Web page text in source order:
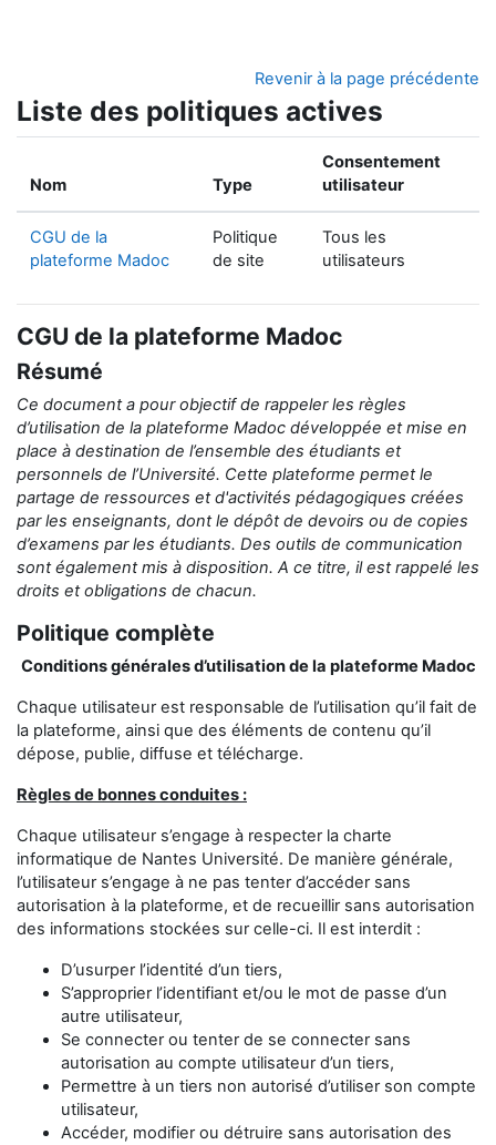
Revenir à la page précédente
Liste des politiques actives
Nom Type
Consentement
utilisateur
CGU de la
plateforme Madoc
Politique
de site
Tous les
utilisateurs
CGU de la plateforme Madoc
Résumé
Ce document a pour objectif de rappeler les règles
d’utilisation de la plateforme Madoc développée et mise en
place à destination de l’ensemble des étudiants et
personnels de l’Université. Cette plateforme permet le
partage de ressources et d'activités pédagogiques créées
par les enseignants, dont le dépôt de devoirs ou de copies
d’examens par les étudiants. Des outils de communication
sont également mis à disposition. A ce titre, il est rappelé les
droits et obligations de chacun.
Politique complète
Conditions générales d’utilisation de la plateforme Madoc
Chaque utilisateur est responsable de l’utilisation qu’il fait de
la plateforme, ainsi que des éléments de contenu qu’il
dépose, publie, diffuse et télécharge.
Règles de bonnes conduites :
Chaque utilisateur s’engage à respecter la charte
informatique de Nantes Université. De manière générale,
l’utilisateur s’engage à ne pas tenter d’accéder sans
autorisation à la plateforme, et de recueillir sans autorisation
des informations stockées sur celle-ci. Il est interdit :
D’usurper l’identité d’un tiers,
S’approprier l’identifiant et/ou le mot de passe d’un
autre utilisateur,
Se connecter ou tenter de se connecter sans
autorisation au compte utilisateur d’un tiers,
Permettre à un tiers non autorisé d’utiliser son compte
utilisateur,
Accéder, modifier ou détruire sans autorisation des